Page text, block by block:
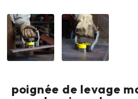
poignée de levage